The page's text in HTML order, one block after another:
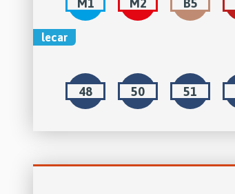
lecar
48 50 51